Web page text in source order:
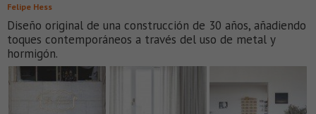
Felipe Hess
Diseño original de una construcción de 30 años, añadiendo
toques contemporáneos a través del uso de metal y
hormigón.